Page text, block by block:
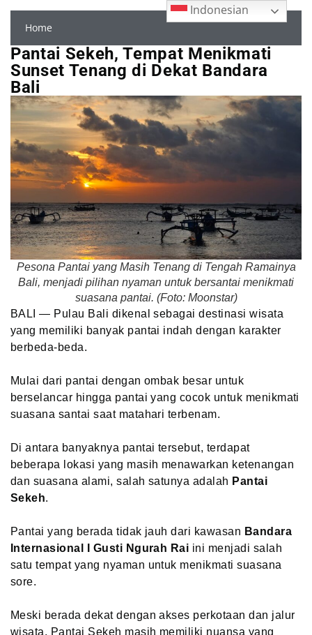
Home
Pantai Sekeh, Tempat Menikmati
Sunset Tenang di Dekat Bandara
Bali
Pesona Pantai yang Masih Tenang di Tengah Ramainya
Bali, menjadi pilihan nyaman untuk bersantai menikmati
suasana pantai. (Foto: Moonstar)
BALI — Pulau Bali dikenal sebagai destinasi wisata
yang memiliki banyak pantai indah dengan karakter
berbeda-beda.
Mulai dari pantai dengan ombak besar untuk
berselancar hingga pantai yang cocok untuk menikmati
suasana santai saat matahari terbenam.
Di antara banyaknya pantai tersebut, terdapat
beberapa lokasi yang masih menawarkan ketenangan
dan suasana alami, salah satunya adalah Pantai
Sekeh.
Pantai yang berada tidak jauh dari kawasan Bandara
Internasional I Gusti Ngurah Rai ini menjadi salah
satu tempat yang nyaman untuk menikmati suasana
sore.
Meski berada dekat dengan akses perkotaan dan jalur
wisata, Pantai Sekeh masih memiliki nuansa yang
Indonesian